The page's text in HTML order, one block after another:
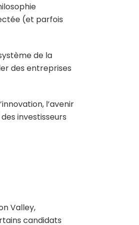
(et parfois
de la
des entreprises
l’avenir
investisseurs
Valley,
candidats